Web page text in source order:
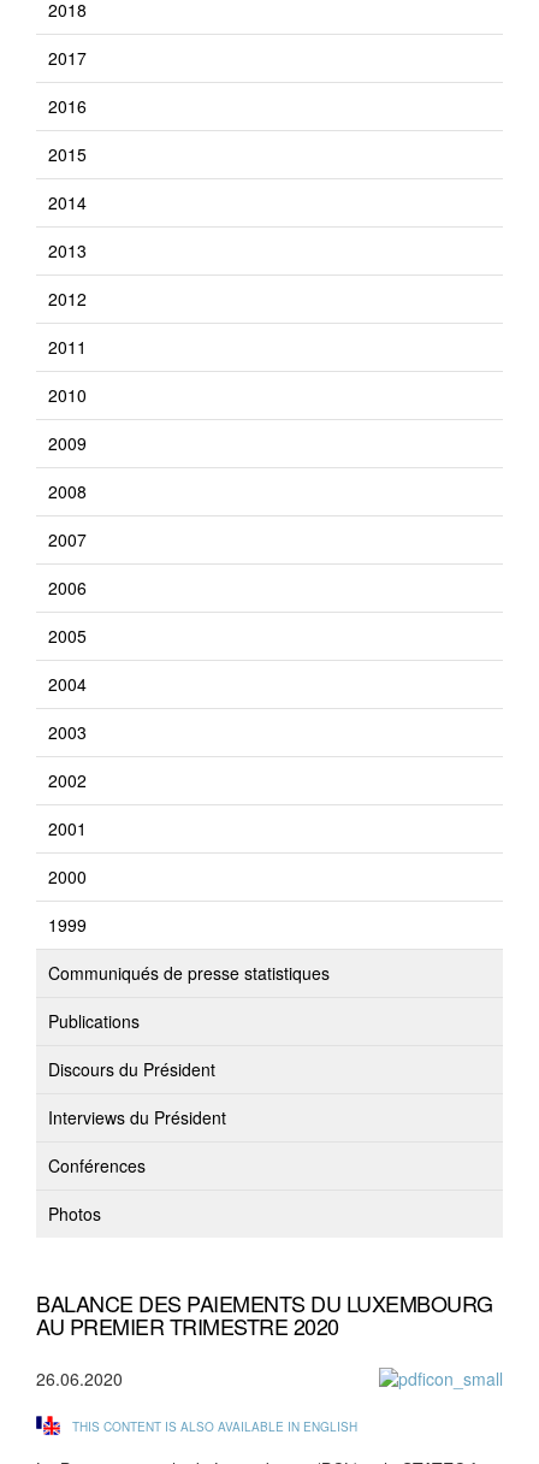
2018
2017
2016
2015
2014
2013
2012
2011
2010
2009
2008
2007
2006
2005
2004
2003
2002
2001
2000
1999
Communiqués de presse statistiques
Publications
Discours du Président
Interviews du Président
Conférences
Photos
BALANCE DES PAIEMENTS DU LUXEMBOURG
AU PREMIER TRIMESTRE 2020
26.06.2020
THIS CONTENT IS ALSO AVAILABLE IN ENGLISH